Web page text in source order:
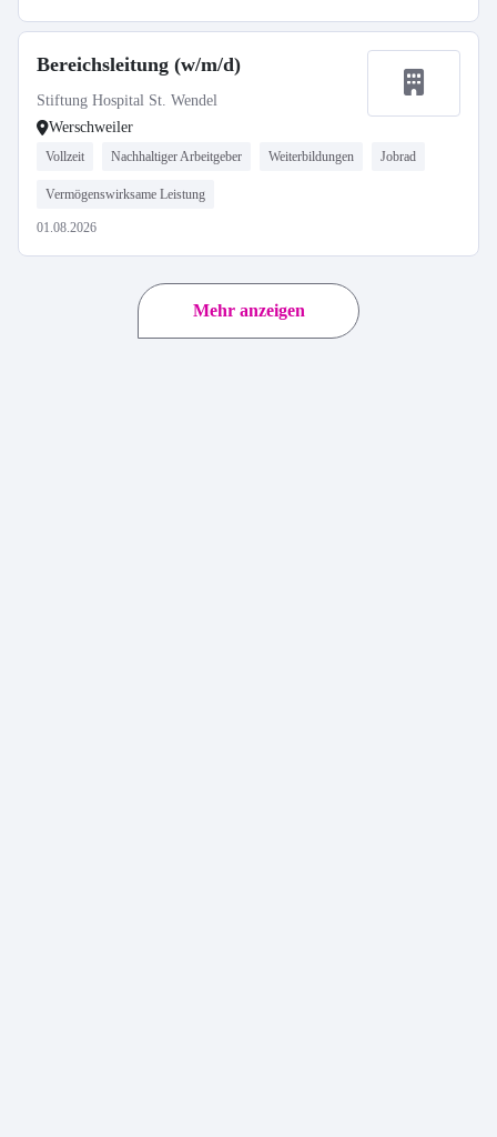
Bereichsleitung (w/m/d)
Stiftung Hospital St. Wendel
Werschweiler
Vollzeit Nachhaltiger Arbeitgeber Weiterbildungen Jobrad
Vermögenswirksame Leistung
01.08.2026
Mehr anzeigen